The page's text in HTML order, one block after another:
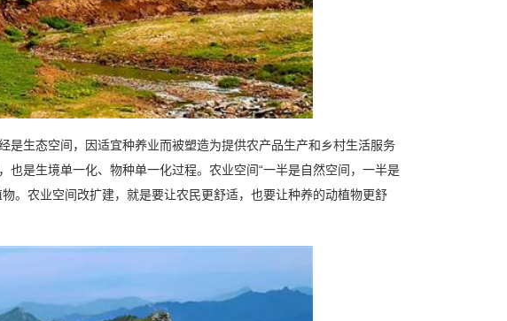
生态空间，因适宜种养业而被塑造为提供农产品生产和乡村生活服务
是生境单一化、物种单一化过程。农业空间“一半是自然空间，一半是
。农业空间改扩建，就是要让农民更舒适，也要让种养的动植物更舒